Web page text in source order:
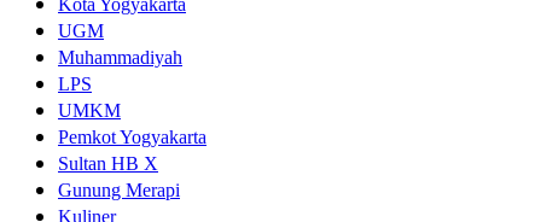
Kota Yogyakarta
UGM
Muhammadiyah
LPS
UMKM
Pemkot Yogyakarta
Sultan HB X
Gunung Merapi
Kuliner